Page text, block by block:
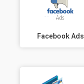
Facebook Ads